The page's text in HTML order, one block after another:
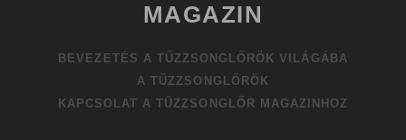
MAGAZIN
BEVEZETÉS A TŰZZSONGLŐRÖK VILÁGÁBA
A TŰZZSONGLŐRÖK
KAPCSOLAT A TŰZZSONGLŐR MAGAZINHOZ